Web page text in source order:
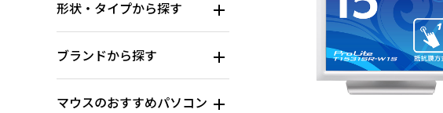
形状・タイプから探す
ブランドから探す
マウスのおすすめパソコン